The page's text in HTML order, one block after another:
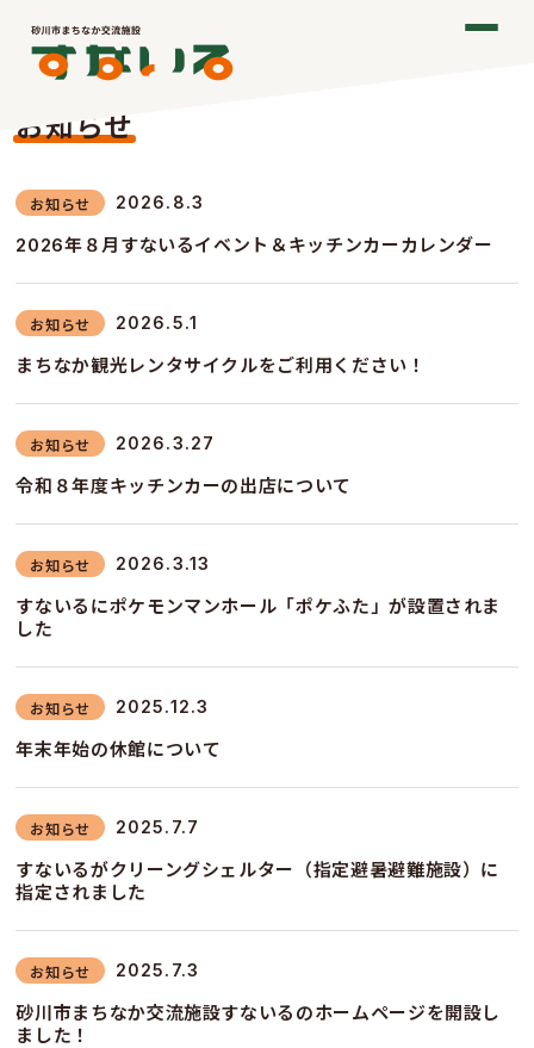
お知らせ
2026.8.3
お知らせ
2026年８月すないるイベント＆キッチンカーカレンダー
2026.5.1
お知らせ
まちなか観光レンタサイクルをご利用ください！
2026.3.27
お知らせ
令和８年度キッチンカーの出店について
2026.3.13
お知らせ
すないるにポケモンマンホール「ポケふた」が設置されま
した
2025.12.3
お知らせ
年末年始の休館について
2025.7.7
お知らせ
すないるがクリーングシェルター（指定避暑避難施設）に
指定されました
2025.7.3
お知らせ
砂川市まちなか交流施設すないるのホームページを開設し
ました！